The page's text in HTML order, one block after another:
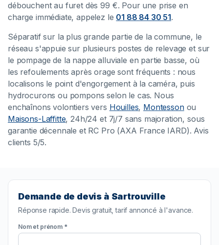
débouchent au furet dès 99 €. Pour une prise en
charge immédiate, appelez le 01 88 84 30 51.
Séparatif sur la plus grande partie de la commune, le
réseau s'appuie sur plusieurs postes de relevage et sur
le pompage de la nappe alluviale en partie basse, où
les refoulements après orage sont fréquents : nous
localisons le point d'engorgement à la caméra, puis
hydrocurons ou pompons selon le cas. Nous
enchaînons volontiers vers Houilles, Montessonou
Maisons-Laffitte, 24h/24 et 7j/7 sans majoration, sous
garantie décennale et RC Pro (AXA France IARD). Avis
clients 5/5.
Demande de devis à Sartrouville
Réponse rapide. Devis gratuit, tarif annoncé à l'avance.
Nom et prénom *